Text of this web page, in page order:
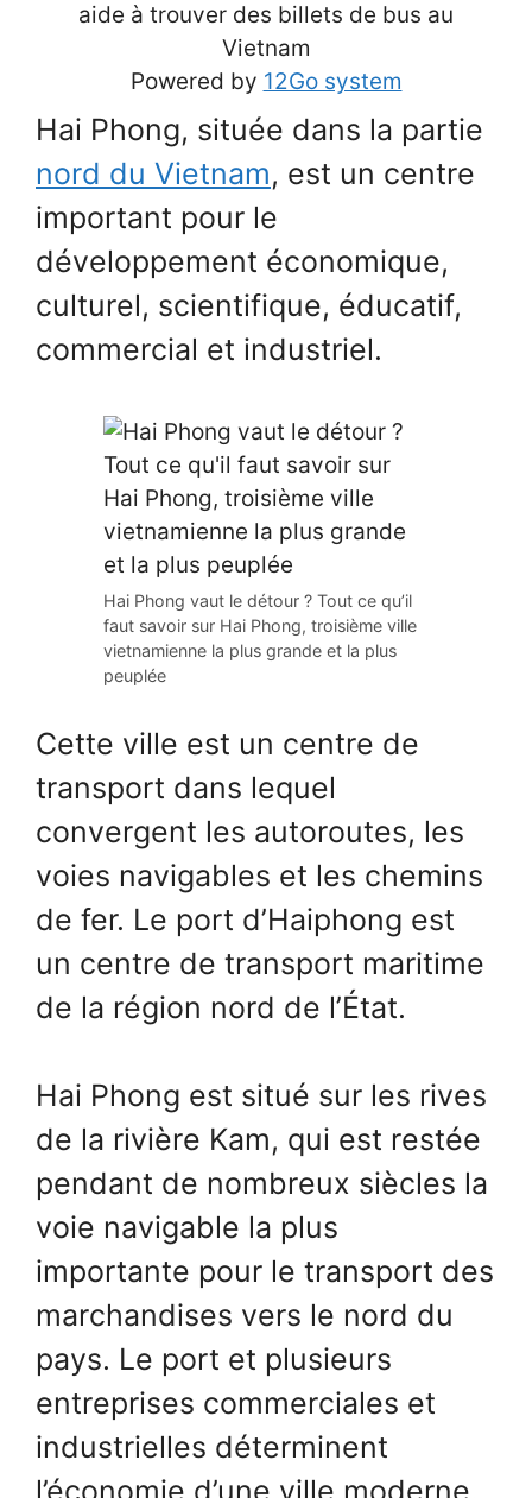
aide à trouver des billets de bus au
Vietnam
Powered by 12Go system
Hai Phong, située dans la partie
nord du Vietnam, est un centre
important pour le
développement économique,
culturel, scientifique, éducatif,
commercial et industriel.
Hai Phong vaut le détour ? Tout ce qu’il
faut savoir sur Hai Phong, troisième ville
vietnamienne la plus grande et la plus
peuplée
Cette ville est un centre de
transport dans lequel
convergent les autoroutes, les
voies navigables et les chemins
de fer. Le port d’Haiphong est
un centre de transport maritime
de la région nord de l’État.
Hai Phong est situé sur les rives
de la rivière Kam, qui est restée
pendant de nombreux siècles la
voie navigable la plus
importante pour le transport des
marchandises vers le nord du
pays. Le port et plusieurs
entreprises commerciales et
industrielles déterminent
l’économie d’une ville moderne.